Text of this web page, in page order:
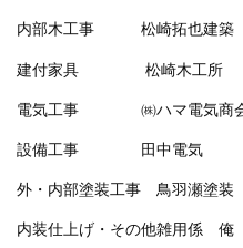
内部木工事 松崎拓也建築
建付家具 松崎木工所
電気工事 ㈱ハマ電気商
設備工事 田中電気
外・内部塗装工事 鳥羽瀬塗装
内装仕上げ・その他雑用係 俺